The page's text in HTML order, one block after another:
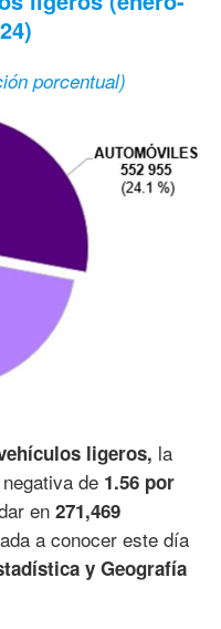
porcentual)
ligeros, la
de 1.56 por
en 271,469
a conocer este día
y Geografía